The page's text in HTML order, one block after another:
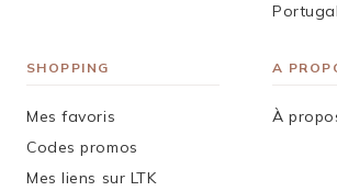
Portugal
SHOPPING
Mes favoris
Codes promos
Mes liens sur LTK
A
À